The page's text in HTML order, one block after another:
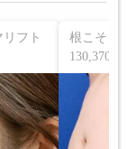
フト
根こそぎ
130,370円